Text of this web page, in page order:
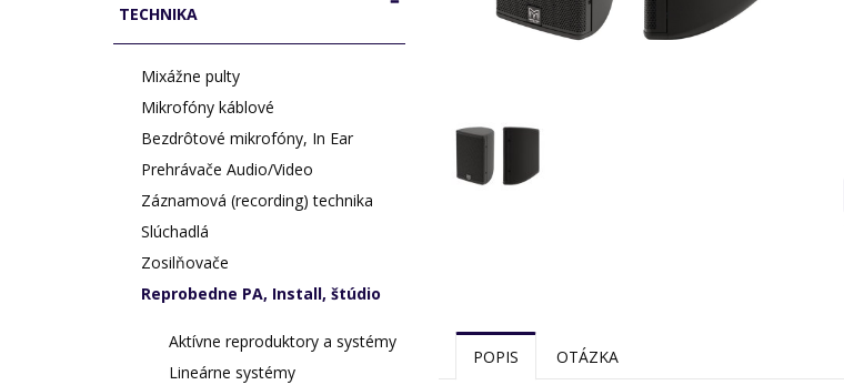
TECHNIKA
Mixážne pulty
Mikrofóny káblové
Bezdrôtové mikrofóny, In Ear
Prehrávače Audio/Video
Záznamová (recording) technika
Slúchadlá
Zosilňovače
Reprobedne PA, Install, štúdio
Aktívne reproduktory a systémy
Lineárne systémy
POPIS OTÁZKA